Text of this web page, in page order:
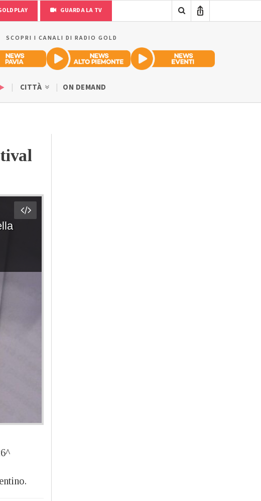
GUARDA LA TV
SCOPRI I CANALI DI RADIO GOLD
CITTÀ ON DEMAND